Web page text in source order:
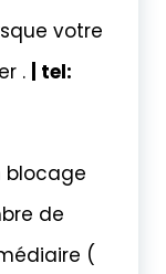
votre
.
| tel:
blocage
de
(